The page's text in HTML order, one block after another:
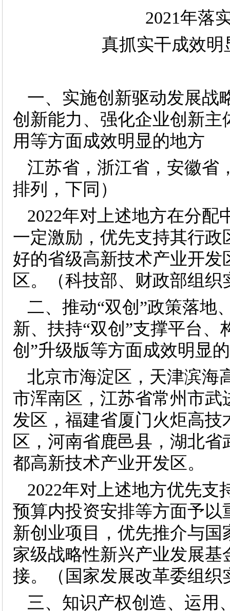
2021年落
真抓实干成效
一、实施创新驱动发展战
创新能力、强化企业创新
用等方面成效明显的地方
江苏省，浙江省，安徽省
排列，下同）
2022年对上述地方在分配
一定激励，优先支持其行
好的省级高新技术产业开
区。（科技部、财政部组织
二、推动“双创”政策落地
新、扶持“双创”支撑平台、
创”升级版等方面成效明显
北京市海淀区，天津滨海
市浑南区，江苏省常州市
发区，福建省厦门火炬高
区，河南省鹿邑县，湖北
都高新技术产业开发区。
2022年对上述地方优先支
预算内投资安排等方面予
新创业项目，优先推介与
家级战略性新兴产业发展
接。（国家发展改革委组织
三、知识产权创造、运用